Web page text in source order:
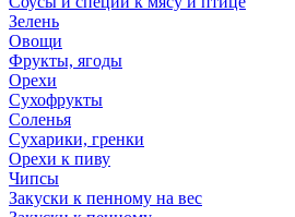
Зелень
Овощи
Фрукты, ягоды
Орехи
Сухофрукты
Соленья
Сухарики, гренки
Орехи к пиву
Чипсы
Закуски к пенному на вес